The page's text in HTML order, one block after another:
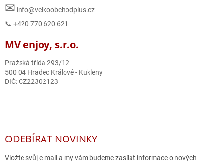
✉ info@velkoobchodplus.cz
📞 +420 770 620 621
MV enjoy, s.r.o.
Pražská třída 293/12
500 04 Hradec Králové - Kukleny
DIČ: CZ22302123
ODEBÍRAT NOVINKY
Vložte svůj e-mail a my vám budeme zasílat informace o nových